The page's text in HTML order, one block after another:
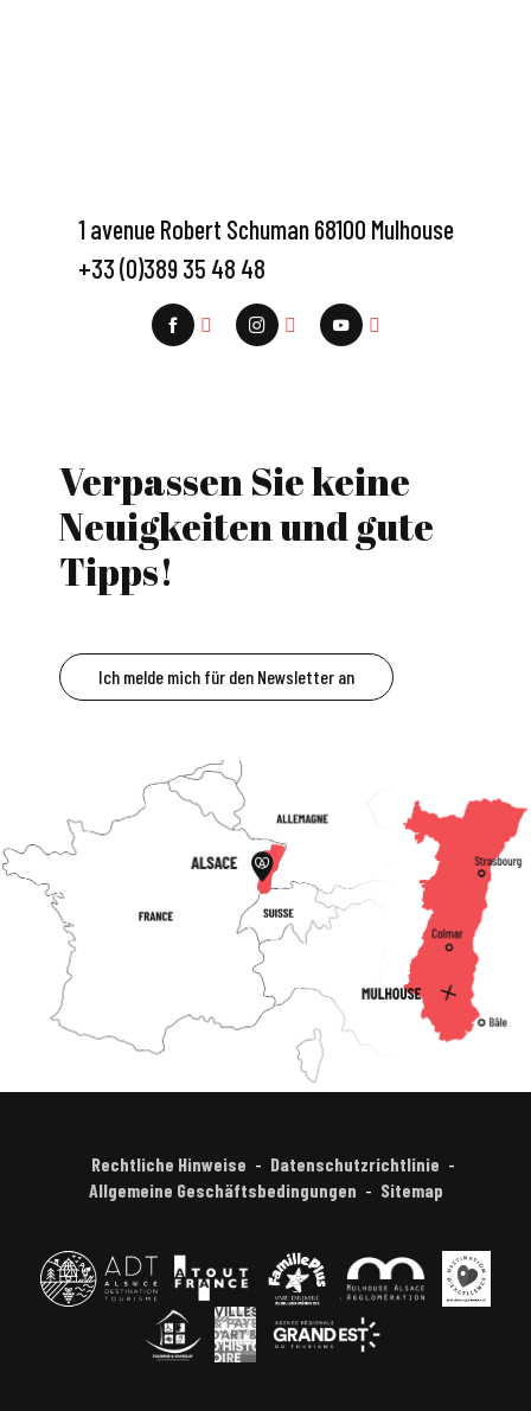
1 avenue Robert Schuman 68100 Mulhouse
+33 (0)389 35 48 48
Verpassen Sie keine
Neuigkeiten und gute
Tipps!
Ich melde mich für den Newsletter an
Rechtliche Hinweise
Datenschutzrichtlinie
Allgemeine Geschäftsbedingungen
Sitemap